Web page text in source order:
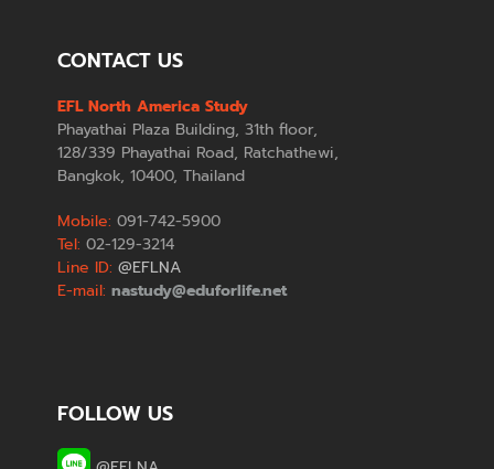
CONTACT US
EFL North America Study
Phayathai Plaza Building, 31th floor,
128/339 Phayathai Road, Ratchathewi,
Bangkok, 10400, Thailand
Mobile: 091-742-5900
Tel: 02-129-3214
Line ID: @EFLNA
E-mail: nastudy@eduforlife.net
FOLLOW US